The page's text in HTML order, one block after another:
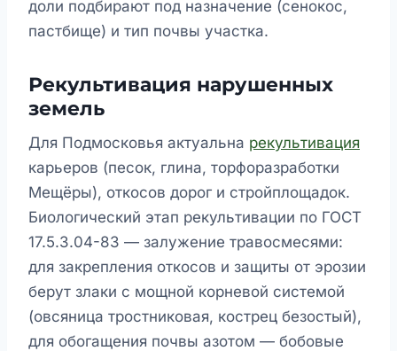
доли подбирают под назначение (сенокос,
пастбище) и тип почвы участка.
Рекультивация нарушенных
земель
Для Подмосковья актуальна рекультивация
карьеров (песок, глина, торфоразработки
Мещёры), откосов дорог и стройплощадок.
Биологический этап рекультивации по ГОСТ
17.5.3.04-83 — залужение травосмесями:
для закрепления откосов и защиты от эрозии
берут злаки с мощной корневой системой
(овсяница тростниковая, кострец безостый),
для обогащения почвы азотом — бобовые